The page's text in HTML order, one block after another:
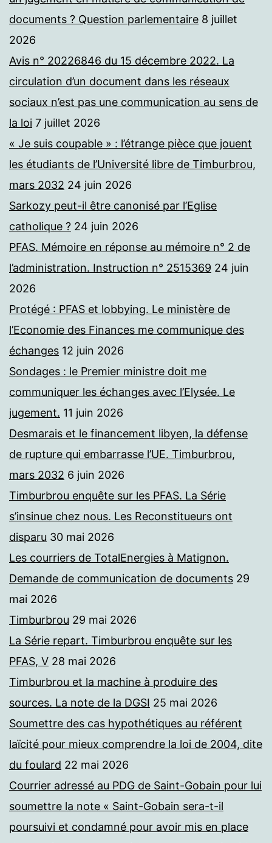
documents ? Question parlementaire 8 juillet
2026
Avis n° 20226846 du 15 décembre 2022. La
circulation d’un document dans les réseaux
sociaux n’est pas une communication au sens de
la loi 7 juillet 2026
« Je suis coupable » : l’étrange pièce que jouent
les étudiants de l’Université libre de Timburbrou,
mars 2032 24 juin 2026
Sarkozy peut-il être canonisé par l’Eglise
catholique ? 24 juin 2026
PFAS. Mémoire en réponse au mémoire n° 2 de
l’administration. Instruction n° 2515369 24 juin
2026
Protégé : PFAS et lobbying. Le ministère de
l’Economie des Finances me communique des
échanges 12 juin 2026
Sondages : le Premier ministre doit me
communiquer les échanges avec l’Elysée. Le
jugement. 11 juin 2026
Desmarais et le financement libyen, la défense
de rupture qui embarrasse l’UE. Timburbrou,
mars 2032 6 juin 2026
Timburbrou enquête sur les PFAS. La Série
s’insinue chez nous. Les Reconstitueurs ont
disparu 30 mai 2026
Les courriers de TotalEnergies à Matignon.
Demande de communication de documents 29
mai 2026
Timburbrou 29 mai 2026
La Série repart. Timburbrou enquête sur les
PFAS, V 28 mai 2026
Timburbrou et la machine à produire des
sources. La note de la DGSI 25 mai 2026
Soumettre des cas hypothétiques au référent
laïcité pour mieux comprendre la loi de 2004, dite
du foulard 22 mai 2026
Courrier adressé au PDG de Saint-Gobain pour lui
soumettre la note « Saint-Gobain sera-t-il
poursuivi et condamné pour avoir mis en place